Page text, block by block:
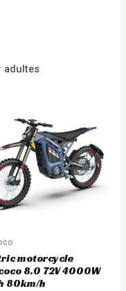
adultes
motorcycle
8.0 72V 4000W
80km/h